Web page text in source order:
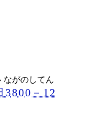
ながのしてん
3800－12